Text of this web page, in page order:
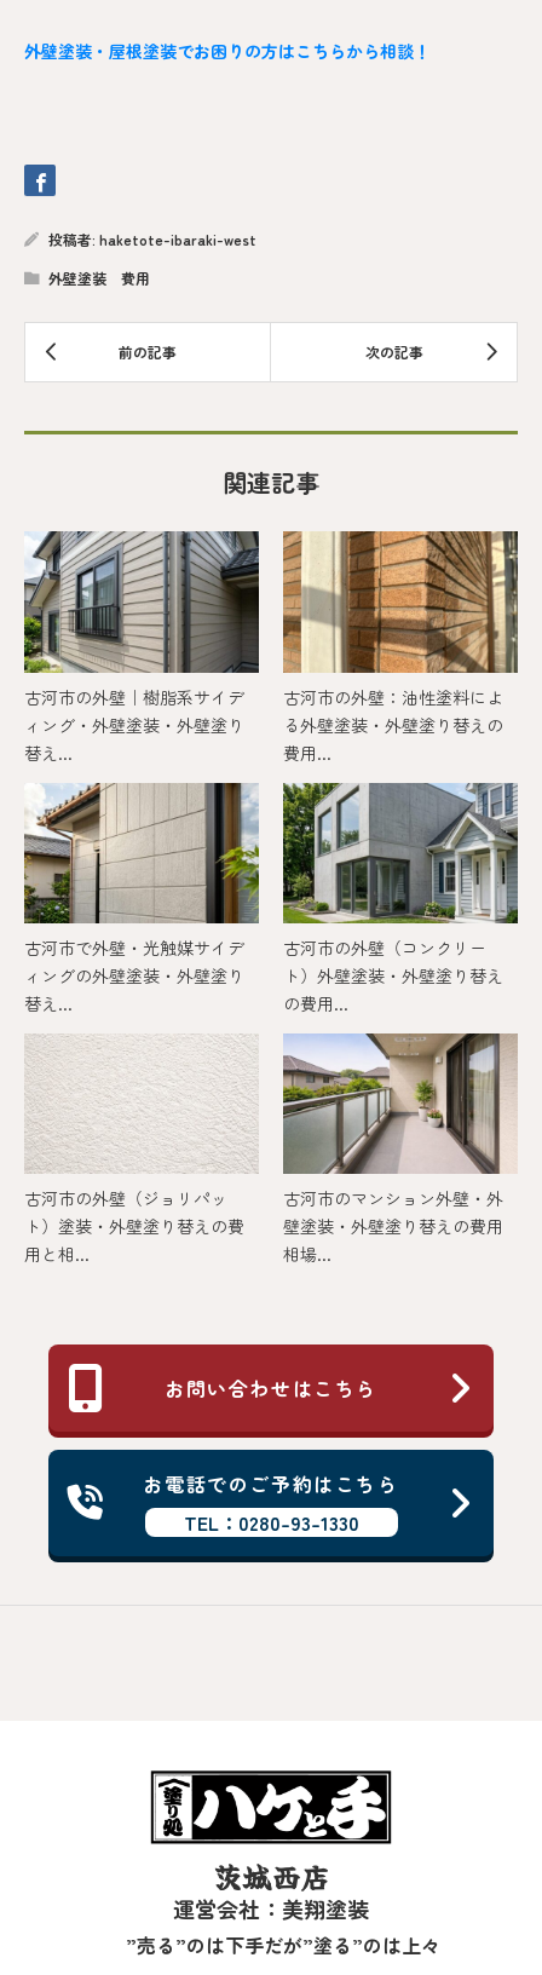
外壁塗装・屋根塗装でお困りの方はこちらから相談！
投稿者: haketote-ibaraki-west
外壁塗装 費用
関連記事
古河市の外壁｜樹脂系サイデ
ィング・外壁塗装・外壁塗り
替え...
古河市の外壁：油性塗料によ
る外壁塗装・外壁塗り替えの
費用...
古河市で外壁・光触媒サイデ
ィングの外壁塗装・外壁塗り
替え...
古河市の外壁（コンクリー
ト）外壁塗装・外壁塗り替え
の費用...
古河市の外壁（ジョリパッ
ト）塗装・外壁塗り替えの費
用と相...
古河市のマンション外壁・外
壁塗装・外壁塗り替えの費用
相場...
お問い合わせはこちら
お電話でのご予約はこちら
TEL：0280-93-1330
茨城西店
運営会社：美翔塗装
”売る”のは下手だが”塗る”のは上々